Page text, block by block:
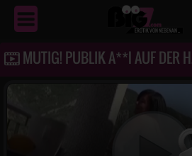
EROTIKVON NEBENAN ...